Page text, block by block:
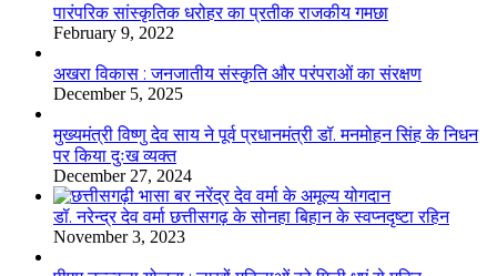
​​​​​​​पारंपरिक सांस्कृतिक धरोहर का प्रतीक राजकीय गमछा
February 9, 2022
अखरा विकास : जनजातीय संस्कृति और परंपराओं का संरक्षण
December 5, 2025
मुख्यमंत्री विष्णु देव साय ने पूर्व प्रधानमंत्री डॉ. मनमोहन सिंह के निधन
पर किया दुःख व्यक्त
December 27, 2024
डॉ. नरेन्द्र देव वर्मा छत्तीसगढ़ के सोनहा बिहान के स्वप्नदृष्टा रहिन
November 3, 2023